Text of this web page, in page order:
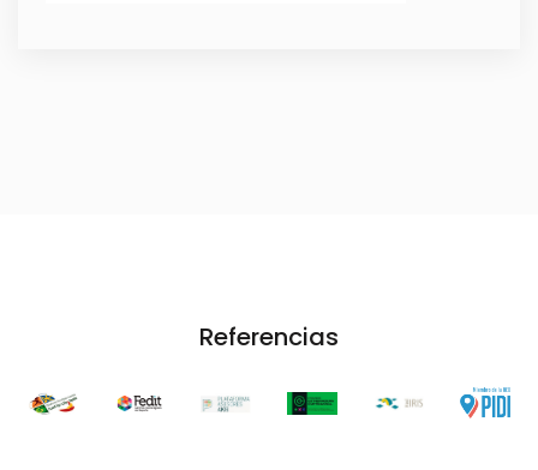
Referencias